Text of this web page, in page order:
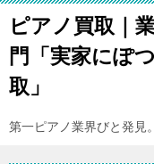
ピアノ買取｜
門「実家にぽ
取」
第一ピアノ業界びと発見。